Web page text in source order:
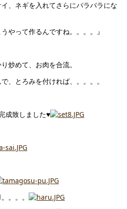
、ネギを入れてさらにパラパラにな
やって作るんですね。。。。』
炒めて、お肉を合流。
、とろみを付ければ、。。。。
成致しました♥
。。。